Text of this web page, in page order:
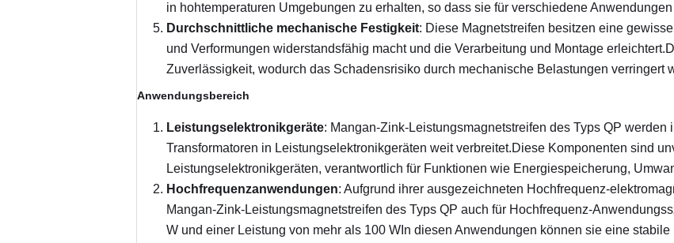
in hohtemperaturen Umgebungen zu erhalten, so dass sie für verschiedene
Durchschnittliche mechanische Festigkeit: Diese Magnetstreifen besitzen eine
und Verformungen widerstandsfähig macht und die Verarbeitung und Montage
Zuverlässigkeit, wodurch das Schadensrisiko durch mechanische Belastungen verringert
Anwendungsbereich
Leistungselektronikgeräte: Mangan-Zink-Leistungsmagnetstreifen des Typs QP werden
Transformatoren in Leistungselektronikgeräten weit verbreitet.Diese Komponenten sind
Leistungselektronikgeräten, verantwortlich für Funktionen wie Energiespeicherung,
Hochfrequenzanwendungen: Aufgrund ihrer ausgezeichneten Hochfrequenz-
Mangan-Zink-Leistungsmagnetstreifen des Typs QP auch für Hochfrequenz-
W und einer Leistung von mehr als 100 WIn diesen Anwendungen können sie eine